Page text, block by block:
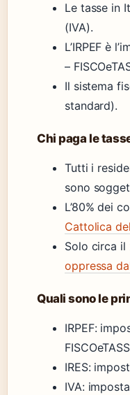
Le tasse in
(IVA).
L’IRPEF è
–
Il sistema
standard).
Chi paga le
Tutti i
sono
L’80% dei
Cattolica
Solo circa il
oppressa
Quali sono le
IRPEF:
IRES:
IVA: